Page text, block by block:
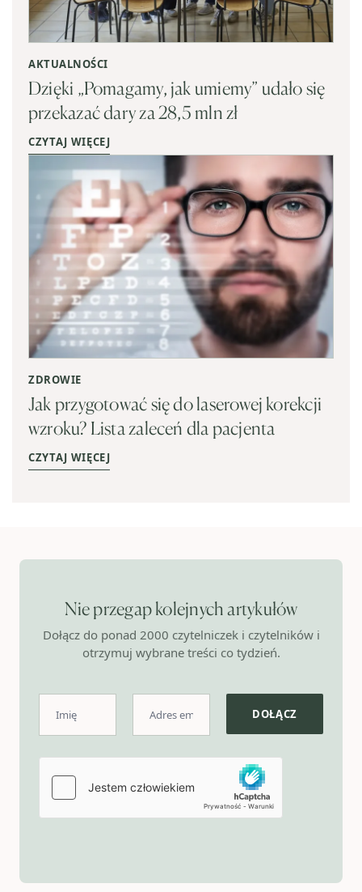
AKTUALNOŚCI
Dzięki „Pomagamy, jak umiemy” udało się
przekazać dary za 28,5 mln zł
CZYTAJ WIĘCEJ
ZDROWIE
Jak przygotować się do laserowej korekcji
wzroku? Lista zaleceń dla pacjenta
CZYTAJ WIĘCEJ
Nie przegap kolejnych artykułów
Dołącz do ponad 2000 czytelniczek i czytelników i
otrzymuj wybrane treści co tydzień.